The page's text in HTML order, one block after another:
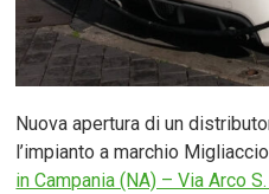
Nuova apertura di un
l’impianto a marchio
in Campania (NA) – Via Arco